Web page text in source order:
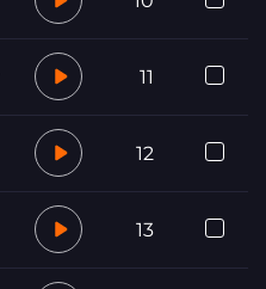
11
12
13